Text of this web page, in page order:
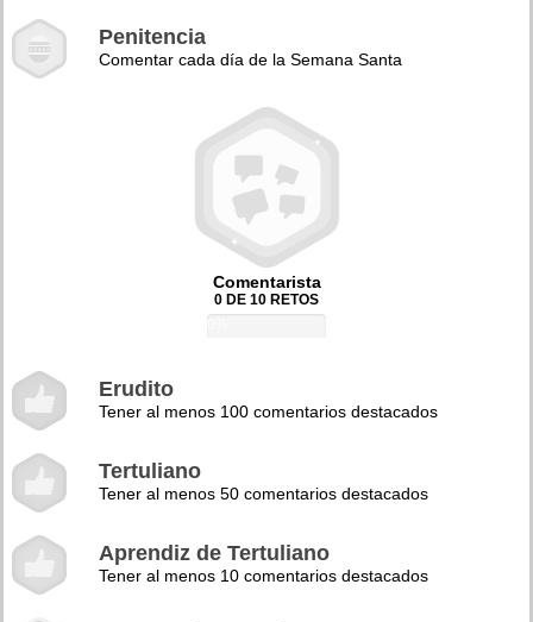
Penitencia
Comentar cada día de la Semana Santa
Comentarista
0 DE 10 RETOS
Erudito
Tener al menos 100 comentarios destacados
Tertuliano
Tener al menos 50 comentarios destacados
Aprendiz de Tertuliano
Tener al menos 10 comentarios destacados